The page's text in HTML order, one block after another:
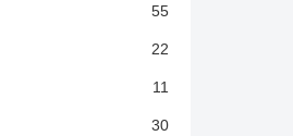
55
22
11
30